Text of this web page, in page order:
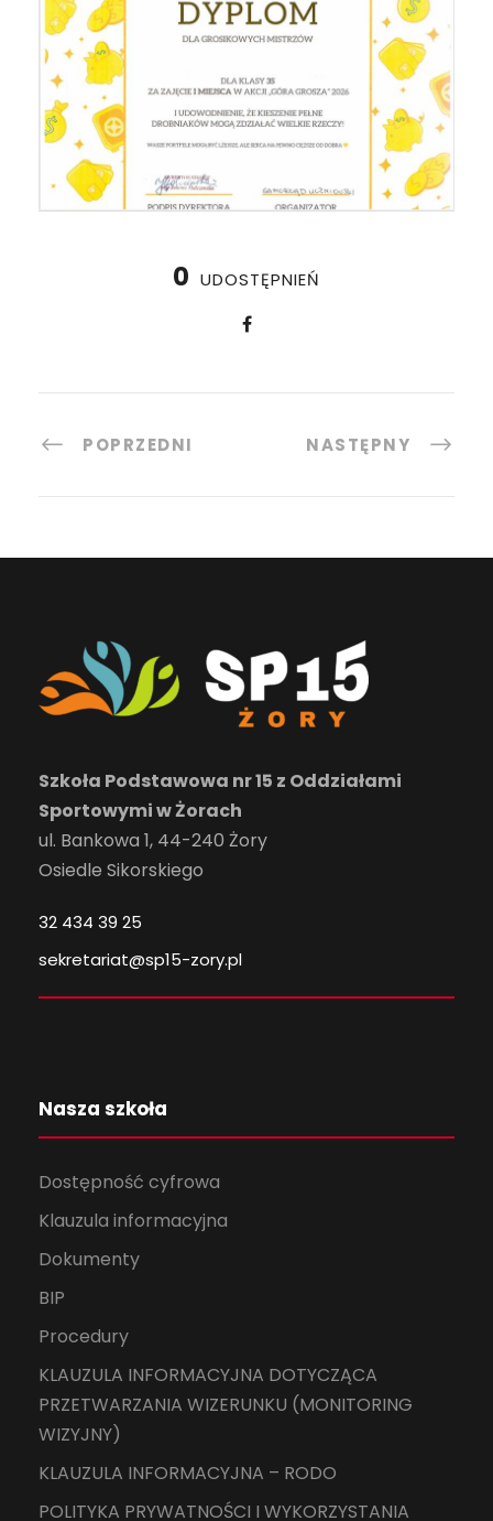
0 UDOSTĘPNIEŃ
POPRZEDNI NASTĘPNY
Szkoła Podstawowa nr 15 z Oddziałami
Sportowymi w Żorach
ul. Bankowa 1, 44-240 Żory
Osiedle Sikorskiego
32 434 39 25
sekretariat@sp15-zory.pl
Nasza szkoła
Dostępność cyfrowa
Klauzula informacyjna
Dokumenty
BIP
Procedury
KLAUZULA INFORMACYJNA DOTYCZĄCA
PRZETWARZANIA WIZERUNKU (MONITORING
WIZYJNY)
KLAUZULA INFORMACYJNA – RODO
POLITYKA PRYWATNOŚCI I WYKORZYSTANIA